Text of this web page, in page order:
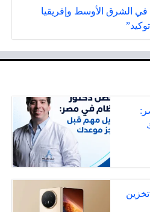
الشرق الأوسط وإفريقيا